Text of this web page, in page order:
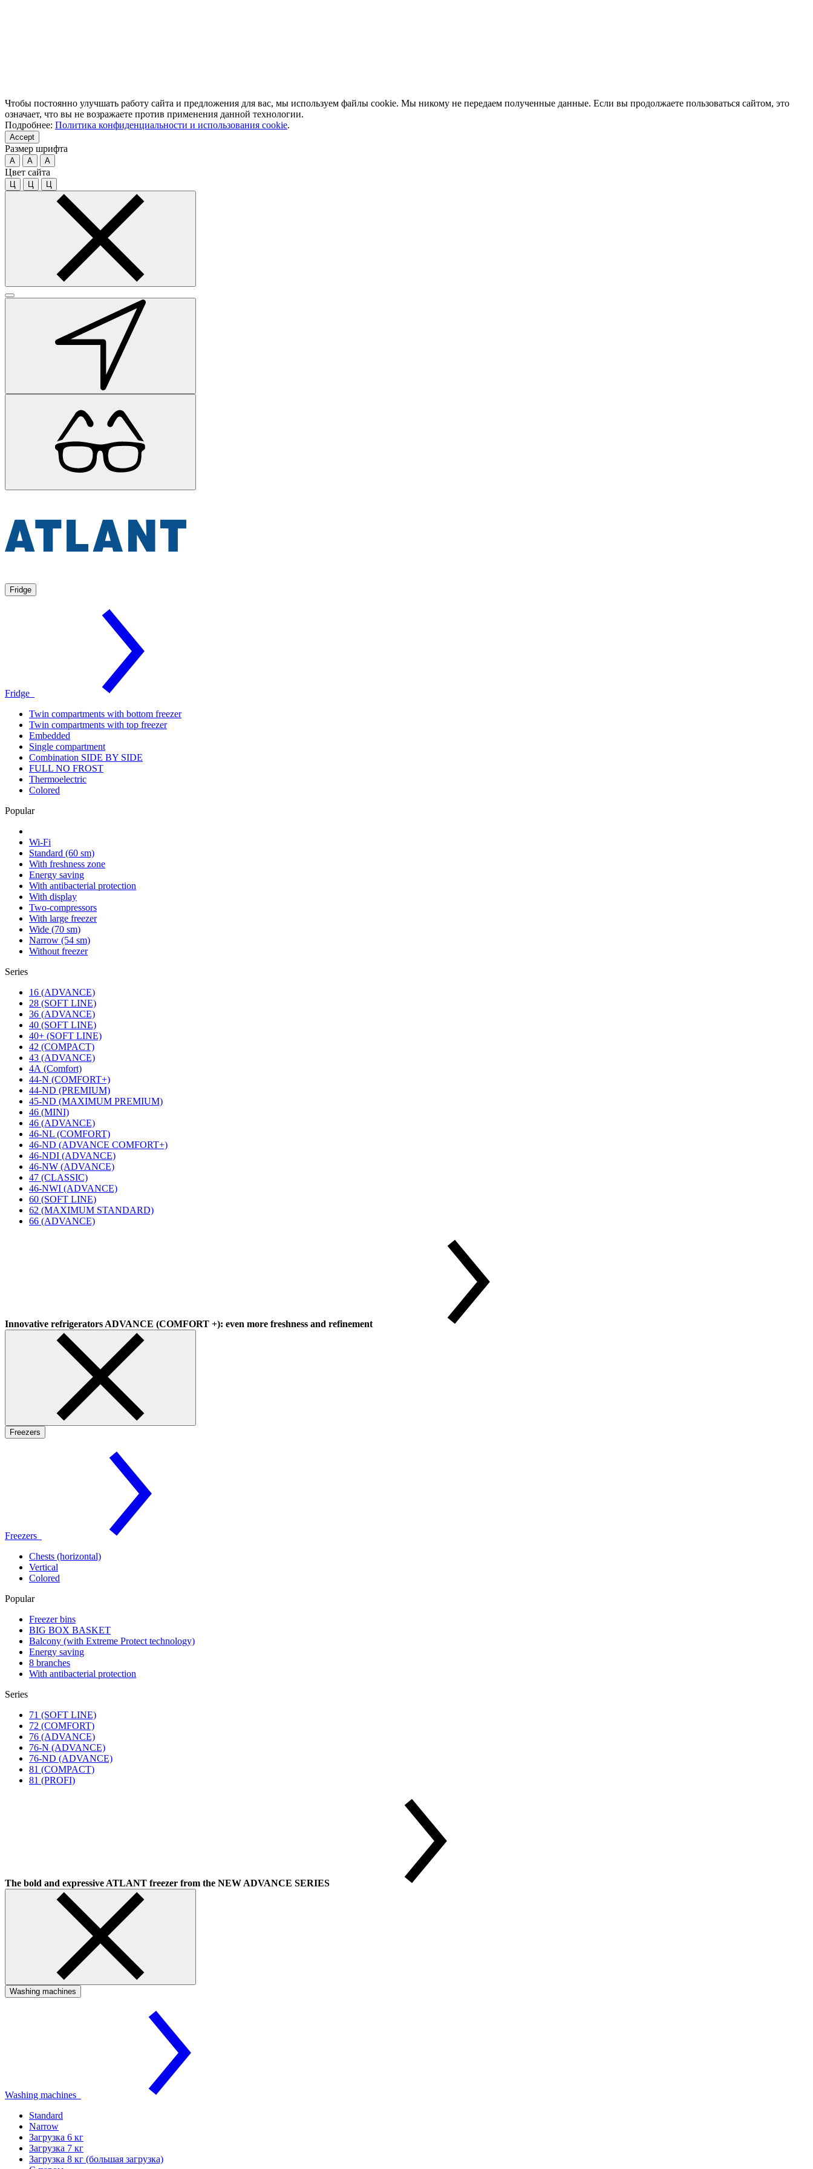
Чтобы постоянно улучшать работу сайта и предложения для вас, мы используем файлы cookie. Мы никому не передаем полученные данные. Если вы продолжаете пользоваться сайтом, это
означает, что вы не возражаете против применения данной технологии.
Подробнее: Политика конфиденциальности и использования cookie.
Accept
Размер шрифта
A A A
Цвет сайта
Ц Ц Ц
Fridge
Fridge
Twin compartments with bottom freezer
Twin compartments with top freezer
Embedded
Single compartment
Combination SIDE BY SIDE
FULL NO FROST
Thermoelectric
Colored
Popular
Wi-Fi
Standard (60 sm)
With freshness zone
Energy saving
With antibacterial protection
With display
Two-compressors
With large freezer
Wide (70 sm)
Narrow (54 sm)
Without freezer
Series
16 (ADVANCE)
28 (SOFT LINE)
36 (ADVANCE)
40 (SOFT LINE)
40+ (SOFT LINE)
42 (COMPACT)
43 (ADVANCE)
4А (Comfort)
44-N (COMFORT+)
44-ND (PREMIUM)
45-ND (MAXIMUM PREMIUM)
46 (MINI)
46 (ADVANCE)
46-NL (COMFORT)
46-ND (ADVANCE COMFORT+)
46-NDI (ADVANCE)
46-NW (ADVANCE)
47 (CLASSIC)
46-NWI (ADVANCE)
60 (SOFT LINE)
62 (MAXIMUM STANDARD)
66 (ADVANCE)
Innovative refrigerators ADVANCE (COMFORT +): even more freshness and refinement
Freezers
Freezers
Chests (horizontal)
Vertical
Colored
Popular
Freezer bins
BIG BOX BASKET
Balcony (with Extreme Protect technology)
Energy saving
8 branches
With antibacterial protection
Series
71 (SOFT LINE)
72 (COMFORT)
76 (ADVANCE)
76-N (ADVANCE)
76-ND (ADVANCE)
81 (COMPACT)
81 (PROFI)
The bold and expressive ATLANT freezer from the NEW ADVANCE SERIES
Washing machines
Washing machines
Standard
Narrow
Загрузка 6 кг
Загрузка 7 кг
Загрузка 8 кг (большая загрузка)